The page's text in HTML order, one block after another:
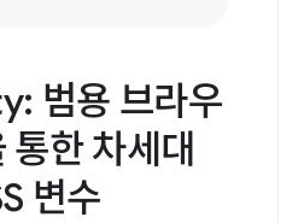
범용 브라우
통한 차세대
변수